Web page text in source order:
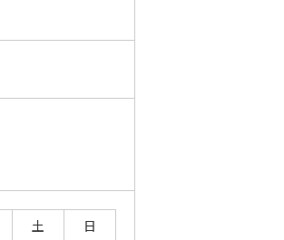
土
日